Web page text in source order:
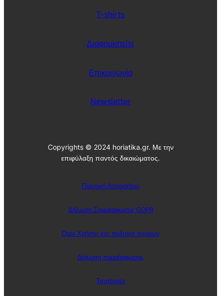
T-shirts
Διαφημιστείτε
Επικοινωνία
Newsletter
Copyrights © 2024 horiatika.gr. Με την
επιφύλαξη παντός δικαιώματος.
Πολιτική Απορρήτου
Δήλωση Συμμόρφωσης GDPR
Όροι Χρήσης και πολιτική αγορών
Δήλωση συμμόρφωσης
Ταυτότητα